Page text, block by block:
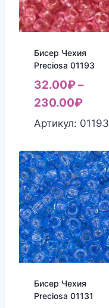
Бисер Чехия
Preciosa 01193
32.00₽–
230.00₽
Артикул: 01193
Бисер Чехия
Preciosa 01131